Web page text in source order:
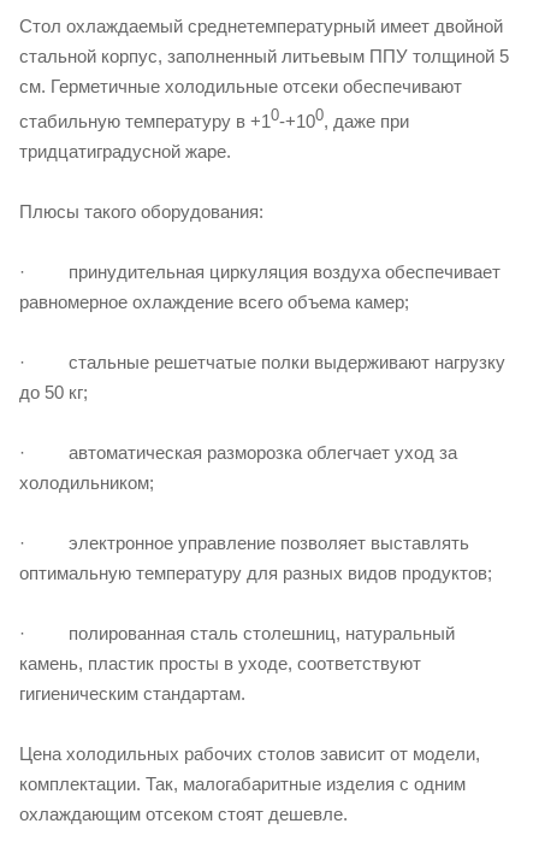
Стол охлаждаемый среднетемпературный имеет двойной
стальной корпус, заполненный литьевым ППУ толщиной 5
см. Герметичные холодильные отсеки обеспечивают
стабильную температуру в +10-+100, даже при
тридцатиградусной жаре.
Плюсы такого оборудования:
· принудительная циркуляция воздуха обеспечивает
равномерное охлаждение всего объема камер;
· стальные решетчатые полки выдерживают нагрузку
до 50 кг;
· автоматическая разморозка облегчает уход за
холодильником;
· электронное управление позволяет выставлять
оптимальную температуру для разных видов продуктов;
· полированная сталь столешниц, натуральный
камень, пластик просты в уходе, соответствуют
гигиеническим стандартам.
Цена холодильных рабочих столов зависит от модели,
комплектации. Так, малогабаритные изделия с одним
охлаждающим отсеком стоят дешевле.